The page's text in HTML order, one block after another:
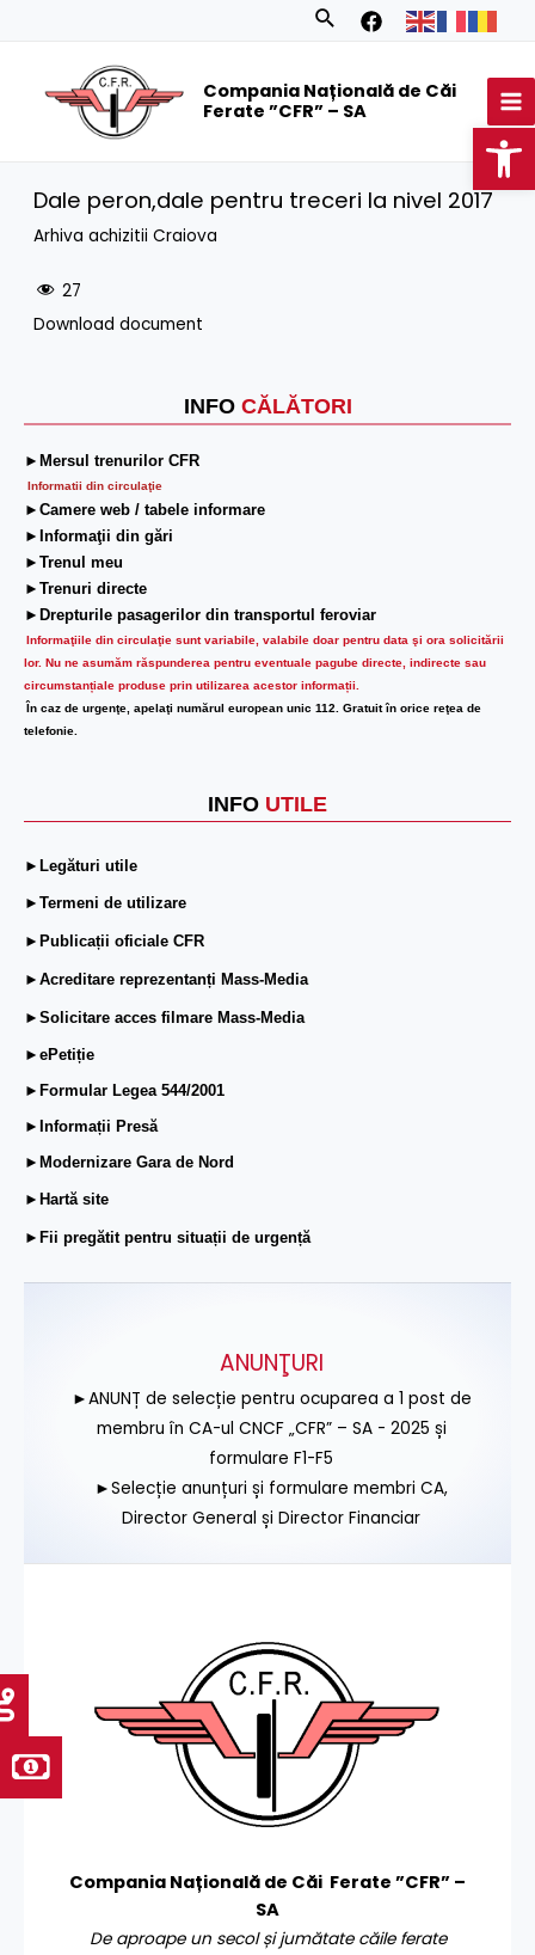
Search
Compania Națională de Căi
Ferate ”CFR” – SA
INFO CĂLĂTORI
►Mersul trenurilor CFR
Informatii din circulaţie
►Camere web / tabele informare
►Informaţii din gări
►Trenul meu
►Trenuri directe
►Drepturile pasagerilor din transportul feroviar
Informaţiile din circulaţie sunt variabile, valabile doar pentru data şi ora solicitării
lor. Nu ne asumăm răspunderea pentru eventuale pagube directe, indirecte sau
circumstanțiale produse prin utilizarea acestor informații.
În caz de urgenţe, apelaţi numărul european unic 112. Gratuit în orice reţea de
telefonie.
INFO UTILE
►Legături utile
►Termeni de utilizare
►Publicații oficiale CFR
►Acreditare reprezentanți Mass-Media
►Solicitare acces filmare Mass-Media
►ePetiție
►Formular Legea 544/2001
►Informații Presă
►Modernizare Gara de Nord
►Hartă site
►Fii pregătit pentru situații de urgență
Dale peron,dale pentru treceri la nivel 2017
Arhiva achizitii Craiova
27
Download document
ANUNŢURI
►ANUNȚ de selecție pentru ocuparea a 1 post de
membru în CA-ul CNCF „CFR” – SA - 2025 și
formulare F1-F5
►Selecție anunțuri și formulare membri CA,
Director General și Director Financiar
Compania Națională de Căi Ferate ”CFR” –
SA
De aproape un secol și jumătate căile ferate